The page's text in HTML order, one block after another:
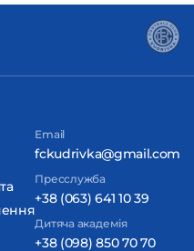
Email
fckudrivka@gmail.com
Пресслужба
+38 (063) 641 10 39
Дитяча академія
+38 (098) 850 70 70